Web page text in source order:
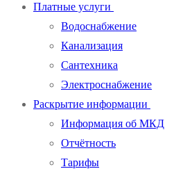
Платные услуги
Водоснабжение
Канализация
Сантехника
Электроснабжение
Раскрытие информации
Информация об МКД
Отчётность
Тарифы